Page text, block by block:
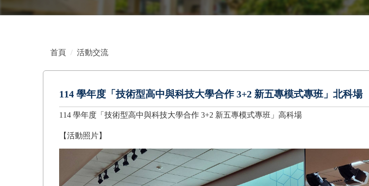
首頁 活動交流
114 學年度「技術型高中與科技大學合作 3+2 新五專模式專班」北科場
114 學年度「技術型高中與科技大學合作 3+2 新五專模式專班」高科場
【活動照片】